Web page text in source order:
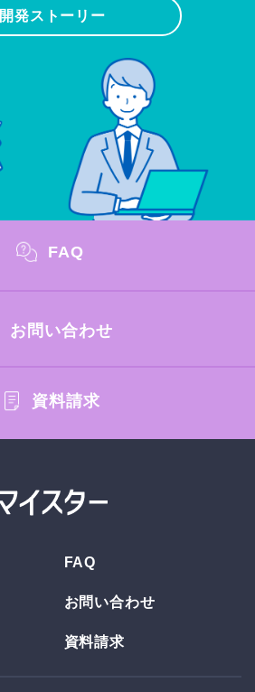
開発ストーリー
FAQ
お問い合わせ
資料請求
FAQ
お問い合わせ
資料請求